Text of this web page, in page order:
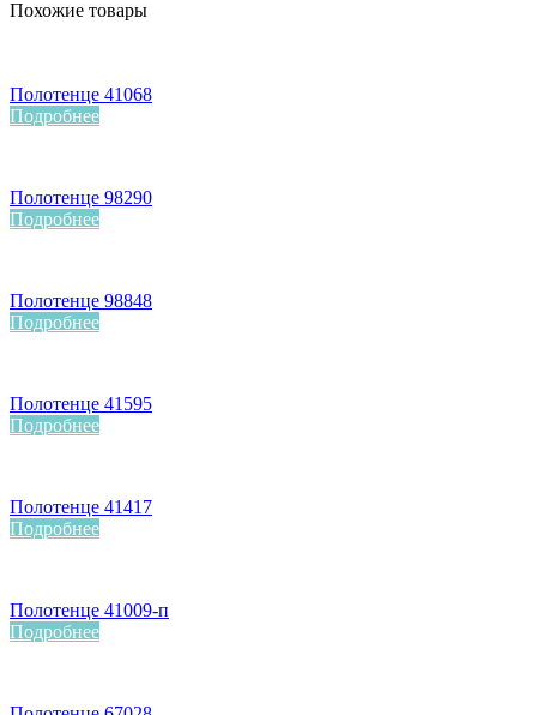
Похожие товары
Полотенце 41068
Подробнее
Полотенце 98290
Подробнее
Полотенце 98848
Подробнее
Полотенце 41595
Подробнее
Полотенце 41417
Подробнее
Полотенце 41009-п
Подробнее